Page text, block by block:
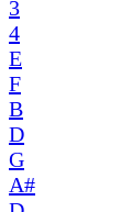
3
4
E
F
B
D
G
A#